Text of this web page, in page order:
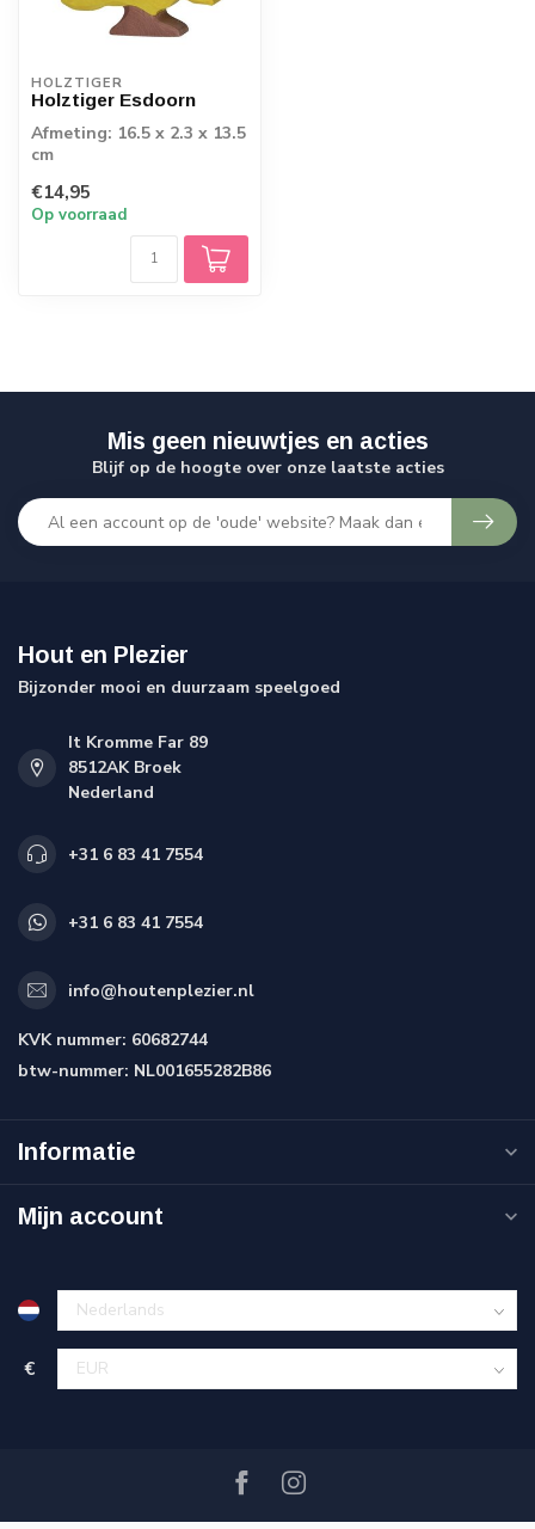
HOLZTIGER
Holztiger Esdoorn
Afmeting: 16.5 x 2.3 x 13.5
cm
€14,95
Op voorraad
Mis geen nieuwtjes en acties
Blijf op de hoogte over onze laatste acties
Hout en Plezier
Bijzonder mooi en duurzaam speelgoed
It Kromme Far 89
8512AK Broek
Nederland
+31 6 83 41 7554
+31 6 83 41 7554
info@houtenplezier.nl
KVK nummer: 60682744
btw-nummer: NL001655282B86
Informatie
Mijn account
€